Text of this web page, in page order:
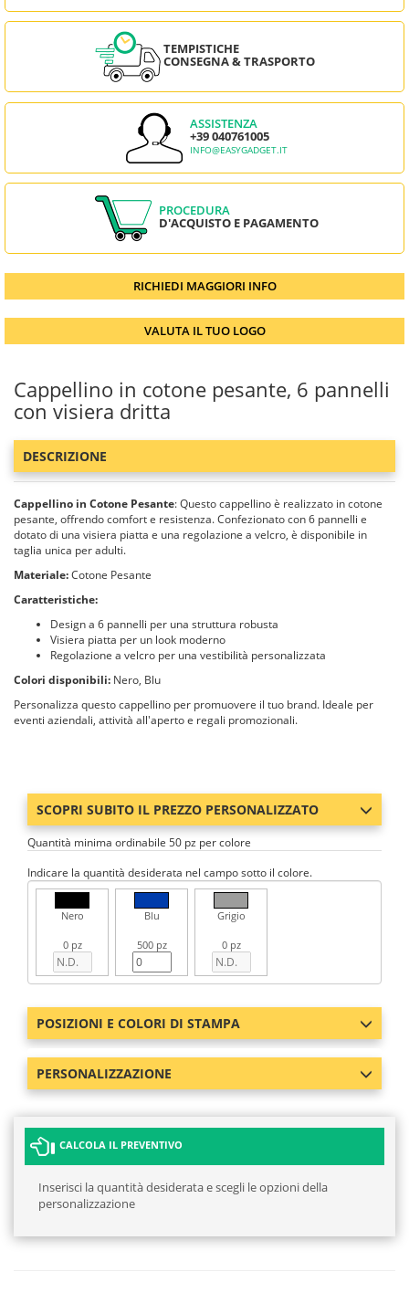
TEMPISTICHE
CONSEGNA & TRASPORTO
ASSISTENZA
+39 040761005
INFO@EASYGADGET.IT
PROCEDURA
D'ACQUISTO E PAGAMENTO
RICHIEDI MAGGIORI INFO
VALUTA IL TUO LOGO
Cappellino in cotone pesante, 6 pannelli
con visiera dritta
DESCRIZIONE
Cappellino in Cotone Pesante: Questo cappellino è realizzato in cotone
pesante, offrendo comfort e resistenza. Confezionato con 6 pannelli e
dotato di una visiera piatta e una regolazione a velcro, è disponibile in
taglia unica per adulti.
Materiale:Cotone Pesante
Caratteristiche:
Design a 6 pannelli per una struttura robusta
Visiera piatta per un look moderno
Regolazione a velcro per una vestibilità personalizzata
Colori disponibili: Nero, Blu
Personalizza questo cappellino per promuovere il tuo brand. Ideale per
eventi aziendali, attività all'aperto e regali promozionali.
SCOPRI SUBITO IL PREZZO PERSONALIZZATO
Quantità minima ordinabile 50 pz per colore
Indicare la quantità desiderata nel campo sotto il colore.
Nero
0 pz
Blu
500 pz
Grigio
0 pz
POSIZIONI E COLORI DI STAMPA
PERSONALIZZAZIONE
CALCOLA IL PREVENTIVO
Inserisci la quantità desiderata e scegli le opzioni della
personalizzazione